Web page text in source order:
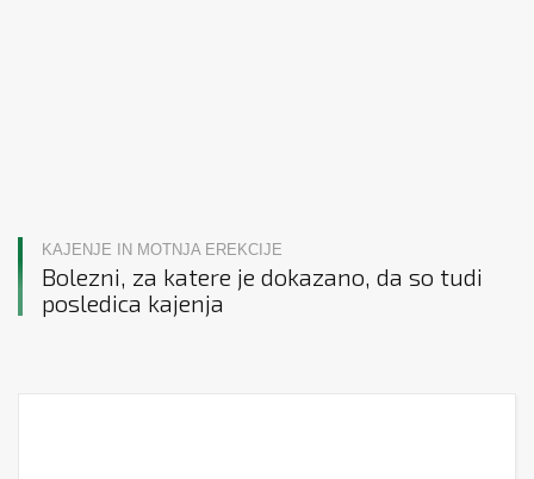
KAJENJE IN MOTNJA EREKCIJE
Bolezni, za katere je dokazano, da so tudi
posledica kajenja